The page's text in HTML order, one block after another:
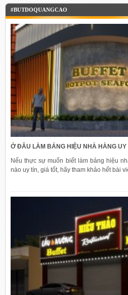
#BUTDOQUANGCAO
Ở ĐÂU LÀM BẢNG HIỆU NHÀ HÀNG UY
Nếu thực sự muốn biết làm bảng hiệu
nào uy tín, giá tốt, hãy tham khảo hết bài